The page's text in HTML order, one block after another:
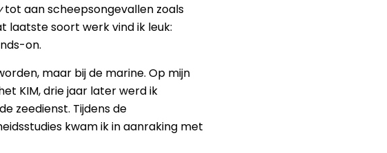
tot aan scheepsongevallen zoals
laatste soort werk vind ik leuk:
on.
maar bij de marine. Op mijn
KIM, drie jaar later werd ik
zeedienst. Tijdens de
kwam ik in aanraking met